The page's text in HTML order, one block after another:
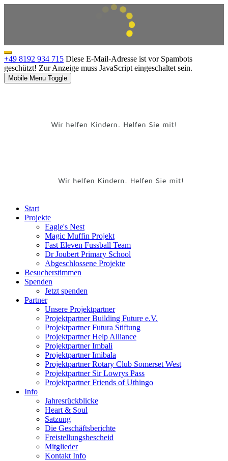
+49 8192 934 715 Diese E-Mail-Adresse ist vor Spambots
geschützt! Zur Anzeige muss JavaScript eingeschaltet sein.
Mobile Menu Toggle
Start
Projekte
Eagle's Nest
Magic Muffin Projekt
Fast Eleven Fussball Team
Dr Joubert Primary School
Abgeschlossene Projekte
Besucherstimmen
Spenden
Jetzt spenden
Partner
Unsere Projektpartner
Projektpartner Building Future e.V.
Projektpartner Futura Stiftung
Projektpartner Help Alliance
Projektpartner Imbali
Projektpartner Imibala
Projektpartner Rotary Club Somerset West
Projektpartner Sir Lowrys Pass
Projektpartner Friends of Uthingo
Info
Jahresrückblicke
Heart & Soul
Satzung
Die Geschäftsberichte
Freistellungsbescheid
Mitglieder
Kontakt Info